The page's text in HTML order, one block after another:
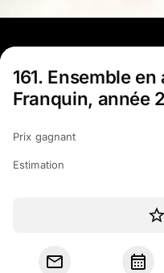
161. Ensemble en
Franquin, année
Prix gagnant
Estimation